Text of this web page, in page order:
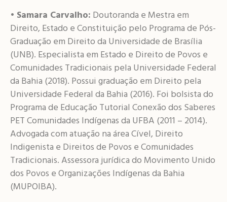
• Samara Carvalho: Doutoranda e Mestra em
Direito, Estado e Constituição pelo Programa de Pós-
Graduação em Direito da Universidade de Brasília
(UNB). Especialista em Estado e Direito de Povos e
Comunidades Tradicionais pela Universidade Federal
da Bahia (2018). Possui graduação em Direito pela
Universidade Federal da Bahia (2016). Foi bolsista do
Programa de Educação Tutorial Conexão dos Saberes
PET Comunidades Indígenas da UFBA (2011 – 2014).
Advogada com atuação na área Cível, Direito
Indigenista e Direitos de Povos e Comunidades
Tradicionais. Assessora jurídica do Movimento Unido
dos Povos e Organizações Indígenas da Bahia
(MUPOIBA).